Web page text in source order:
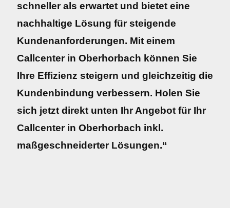
schneller als erwartet und bietet eine
nachhaltige Lösung für steigende
Kundenanforderungen. Mit einem
Callcenter in Oberhorbach können Sie
Ihre Effizienz steigern und gleichzeitig die
Kundenbindung verbessern. Holen Sie
sich jetzt direkt unten Ihr Angebot für Ihr
Callcenter in Oberhorbach inkl.
maßgeschneiderter Lösungen.“